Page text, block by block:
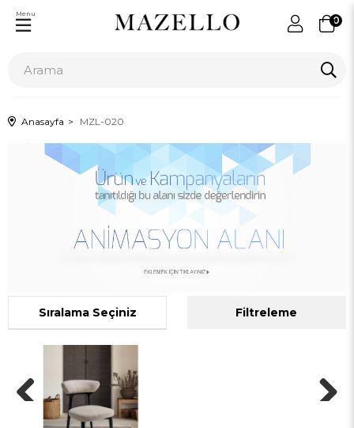
0
Menu
Anasayfa MZL-020
Previous
Filtreleme
Sıralama